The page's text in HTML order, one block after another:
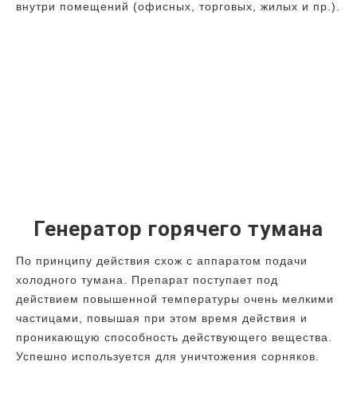
внутри помещений (офисных, торговых, жилых и пр.).
Генератор горячего тумана
По принципу действия схож с аппаратом подачи
холодного тумана. Препарат поступает под
действием повышенной температуры очень мелкими
частицами, повышая при этом время действия и
проникающую способность действующего вещества.
Успешно используется для уничтожения сорняков.